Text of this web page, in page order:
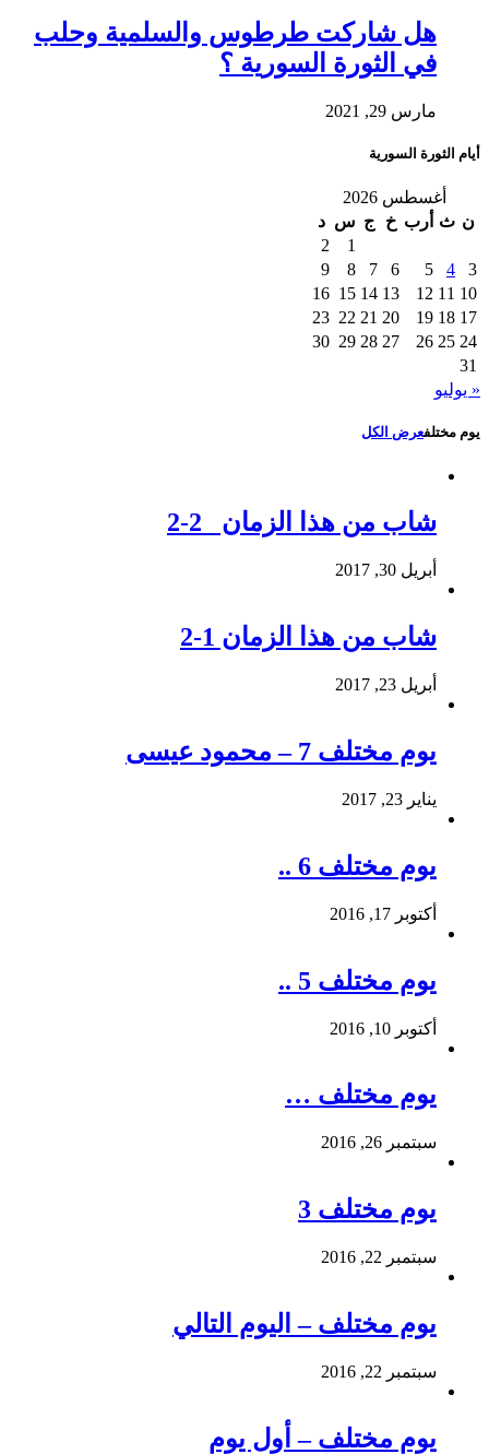
هل شاركت طرطوس والسلمية وحلب
في الثورة السورية ؟
مارس 29, 2021
أيام الثورة السورية
أغسطس 2026
ن ث أرب خ ج س د
1
2
3
4
5
6
7
8
9
10
11
12
13
14
15
16
17
18
19
20
21
22
23
24
25
26
27
28
29
30
31
« يوليو
يوم مختلفعرض الكل
شاب من هذا الزمان 2-2
أبريل 30, 2017
شاب من هذا الزمان 1-2
أبريل 23, 2017
يوم مختلف 7 – محمود عيسى
يناير 23, 2017
يوم مختلف 6 ..
أكتوبر 17, 2016
يوم مختلف 5 ..
أكتوبر 10, 2016
يوم مختلف …
سبتمبر 26, 2016
يوم مختلف 3
سبتمبر 22, 2016
يوم مختلف – اليوم التالي
سبتمبر 22, 2016
يوم مختلف – أول يوم